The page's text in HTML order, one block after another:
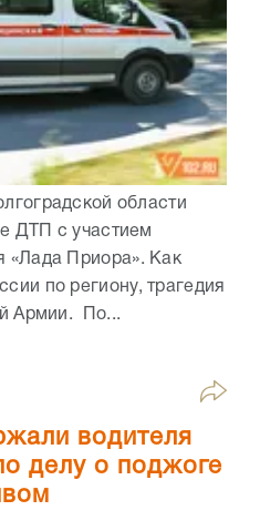
области
ДТП с участием
«Лада Приора». Как
по региону, трагедия
й Армии. По...
водителя
делу о поджоге